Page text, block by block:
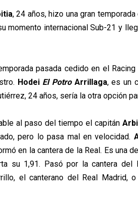
, 24 años, hizo una gran
momento internacional Sub-21 y
pasada cedido en el
Hodei El PotroArrillaga, es un
24 años, sería la otra opción
al paso del tiempo el capitán
pero lo pasa mal en velocidad.
en la cantera de la Real. Es una
su 1,91. Pasó por la cantera del
el canterano del Real Madrid,